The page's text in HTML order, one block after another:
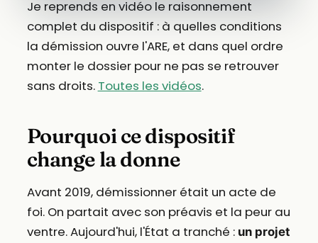
Je reprends en vidéo le raisonnement
complet du dispositif : à quelles conditions
la démission ouvre l'ARE, et dans quel ordre
monter le dossier pour ne pas se retrouver
sans droits. Toutes les vidéos.
Pourquoi ce dispositif
change la donne
Avant 2019, démissionner était un acte de
foi. On partait avec son préavis et la peur au
ventre. Aujourd'hui, l'État a tranché : un projet